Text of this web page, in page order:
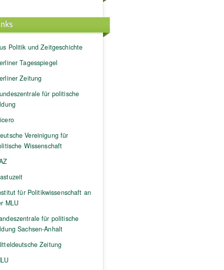
Politik und Zeitgeschichte
Tagesspiegel
Zeitung
für politische
Vereinigung für
Wissenschaft
für Politikwissenschaft an
MLU
für politische
Sachsen-Anhalt
Zeitung